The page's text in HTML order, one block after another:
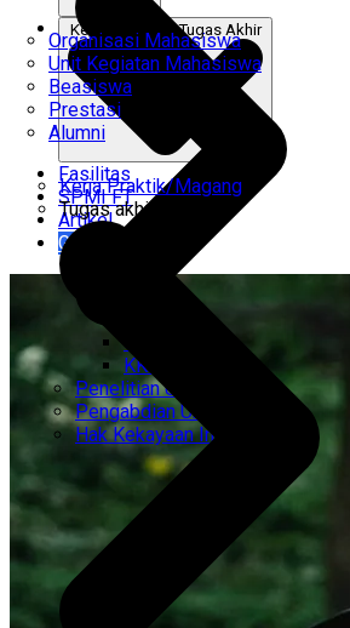
CEMTI
KK Regresi
Penelitian Unggulan
Pengabdian Unggulan
Hak Kekayaan Intelektual
Organisasi Mahasiswa
Unit Kegiatan Mahasiswa
Beasiswa
Prestasi
Alumni
Kerja Praktik & Tugas Akhir
Kerja Praktik/Magang
Tugas akhir
Fasilitas
SPMI FT
Artikel
Gabung Kami